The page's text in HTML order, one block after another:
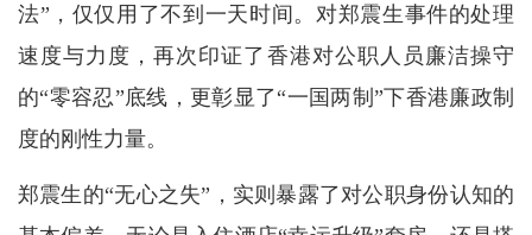
法”，仅仅用了不到一天时间。对郑震生事件的处理
速度与力度，再次印证了香港对公职人员廉洁操守
的“零容忍”底线，更彰显了“一国两制”下香港廉政制
度的刚性力量。
郑震生的“无心之失”，实则暴露了对公职身份认知的